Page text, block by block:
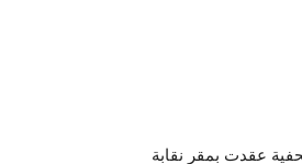
عقدت بمقر نقابة